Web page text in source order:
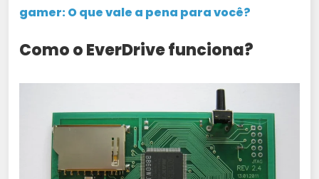
gamer: O que vale a pena para você?
Como o EverDrive funciona?